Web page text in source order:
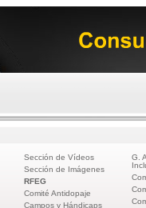
Sección de Vídeos
Sección de Imágenes
RFEG
Comité Antidopaje
Campos y Hándicaps
G.